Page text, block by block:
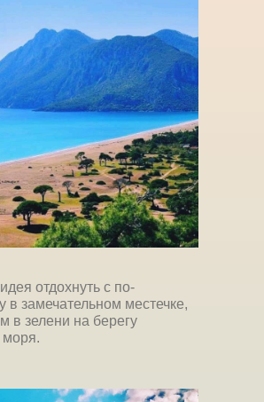
отдохнуть с по-
в замечательном местечке,
в зелени на берегу
моря.